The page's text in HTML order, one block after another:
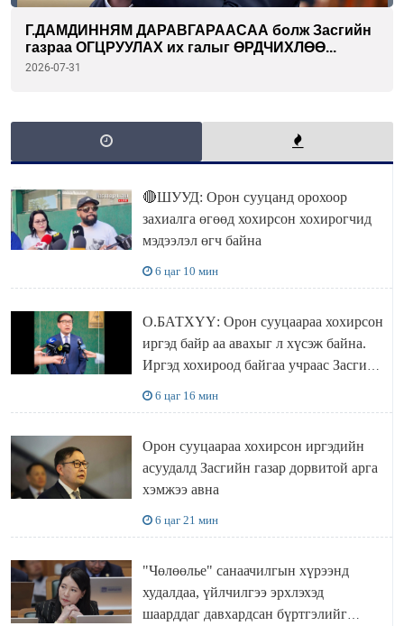
Г.ДАМДИННЯМ ДАРАВГАРААСАА болж Засгийн
газраа ОГЦРУУЛАХ их галыг ӨРДЧИХЛӨӨ...
2026-07-31
🔴ШУУД: Орон сууцанд орохоор
захиалга өгөөд хохирсон хохирогчид
мэдээлэл өгч байна
6 цаг 10 мин
О.БАТХҮҮ: Орон сууцаараа хохирсон
иргэд байр аа авахыг л хүсэж байна.
Иргэд хохироод байгаа учраас Засгийн
6 цаг 16 мин
Орон сууцаараа хохирсон иргэдийн
асуудалд Засгийн газар дорвитой арга
хэмжээ авна
6 цаг 21 мин
"Чөлөөлье" санаачилгын хүрээнд
худалдаа, үйлчилгээ эрхлэхэд
шаарддаг давхардсан бүртгэлийг